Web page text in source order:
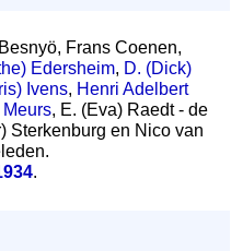
Frans Coenen,
Edersheim, D. (Dick)
Ivens, Henri Adelbert
Meurs, E. (Eva) Raedt - de
Sterkenburg en Nico van
.